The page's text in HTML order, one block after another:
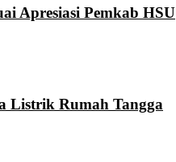
Apresiasi Pemkab HSU
Listrik Rumah Tangga